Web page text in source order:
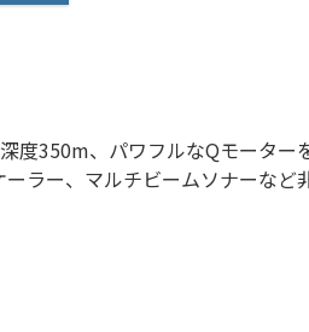
度350m、パワフルなQモータ
ラー、マルチビームソナーなど